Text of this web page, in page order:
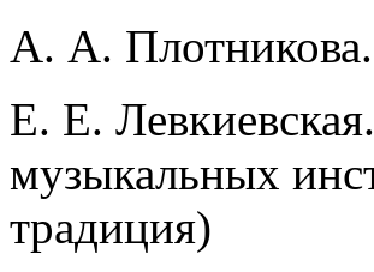
А. А.
Е. Е.
музыкальных
традиция)